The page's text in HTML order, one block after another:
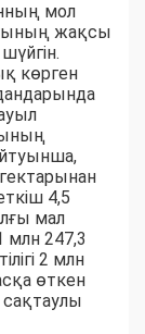
мол
жақсы
көрген
4,5
мал
млн 247,3
2 млн
өткен